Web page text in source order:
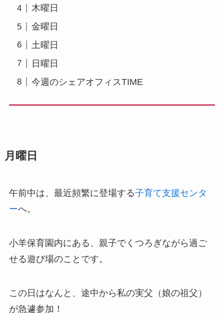
木曜日
金曜日
土曜日
日曜日
今週のシェアオフィスTIME
月曜日
午前中は、最近頻繁に登場する子育て支援センタ
ーへ。
小羊保育園内にある、親子でくつろぎながら過ご
せる遊び場のことです。
この日はなんと、途中から私の実父（娘の祖父）
が急遽参加！